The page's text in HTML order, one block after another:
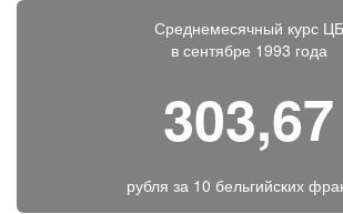
Среднемесячный курс ЦБ
в сентябре 1993 года
303,67
рубля за 10 бельгийских